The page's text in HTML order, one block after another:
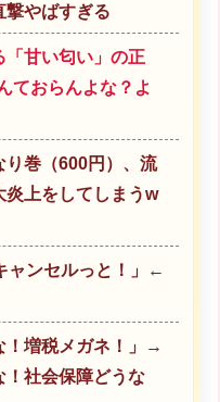
撃やばすぎる
「甘い匂い」の正
ておらんよな？よ
り巻（600円）、流
炎上をしてしまうw
ンセルっと！」←
！増税メガネ！」→
！社会保障どうな